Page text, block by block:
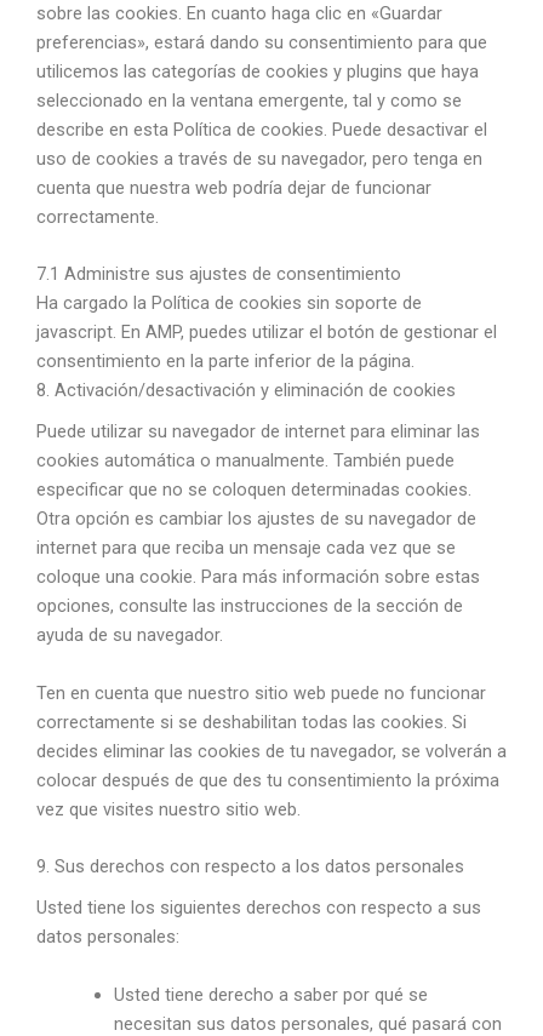
sobre las cookies. En cuanto haga clic en «Guardar
preferencias», estará dando su consentimiento para que
utilicemos las categorías de cookies y plugins que haya
seleccionado en la ventana emergente, tal y como se
describe en esta Política de cookies. Puede desactivar el
uso de cookies a través de su navegador, pero tenga en
cuenta que nuestra web podría dejar de funcionar
correctamente.
7.1 Administre sus ajustes de consentimiento
Ha cargado la Política de cookies sin soporte de
javascript. En AMP, puedes utilizar el botón de gestionar el
consentimiento en la parte inferior de la página.
8. Activación/desactivación y eliminación de cookies
Puede utilizar su navegador de internet para eliminar las
cookies automática o manualmente. También puede
especificar que no se coloquen determinadas cookies.
Otra opción es cambiar los ajustes de su navegador de
internet para que reciba un mensaje cada vez que se
coloque una cookie. Para más información sobre estas
opciones, consulte las instrucciones de la sección de
ayuda de su navegador.
Ten en cuenta que nuestro sitio web puede no funcionar
correctamente si se deshabilitan todas las cookies. Si
decides eliminar las cookies de tu navegador, se volverán a
colocar después de que des tu consentimiento la próxima
vez que visites nuestro sitio web.
9. Sus derechos con respecto a los datos personales
Usted tiene los siguientes derechos con respecto a sus
datos personales:
Usted tiene derecho a saber por qué se
necesitan sus datos personales, qué pasará con